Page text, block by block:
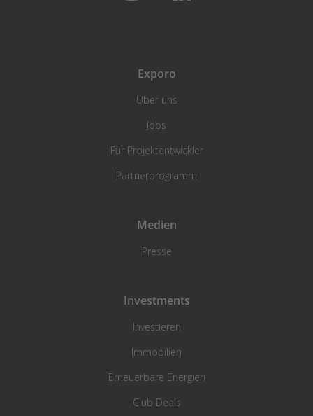
Exporo
Über uns
Jobs
Für Projektentwickler
Partnerprogramm
Medien
Presse
Investments
Investieren
Immobilien
Erneuerbare Energien
Club Deals